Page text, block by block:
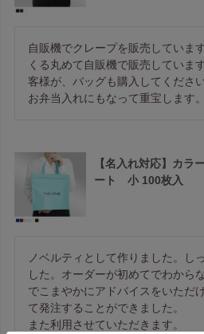
自販機でクレープを販売していま
くる丸めて自販機で販売していま
客様が、バッグも購入してくださ
お弁当入れにもなって重宝します。
【名入れ対応】カ
ート 小 100枚入
ノベルティとして作りました。し
した。オーダーが初めてでわから
でこまやかにアドバイスをいただ
て発注することができました。
また利用させていただきます。